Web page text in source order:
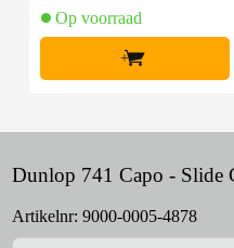
Op voorraad
+
Dunlop 741 Capo - Slide
Artikelnr: 9000-0005-4878